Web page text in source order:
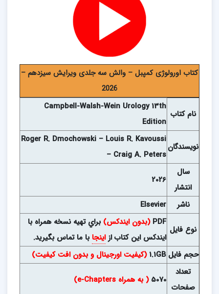
کتاب اورولوژی کمپبل – والش سه جلدی ویرایش سیزدهم –
2026
نام کتاب
Campbell-Walsh-Wein Urology 13th
Edition
نويسندگان
Roger R. Dmochowski – Louis R. Kavoussi
– Craig A. Peters
سال
انتشار
2026
ناشر Elsevier
نوع فايل
PDF (بدون ایندکس) براي تهيه نسخه همراه با
ایندکس اين کتاب ازاينجابا ما تماس بگیرید.
حجم فايل 1.1GB (کیفیت اورجینال و بدون افت کیفیت)
تعداد
صفحات
5070 ( به همراه e-Chapters)